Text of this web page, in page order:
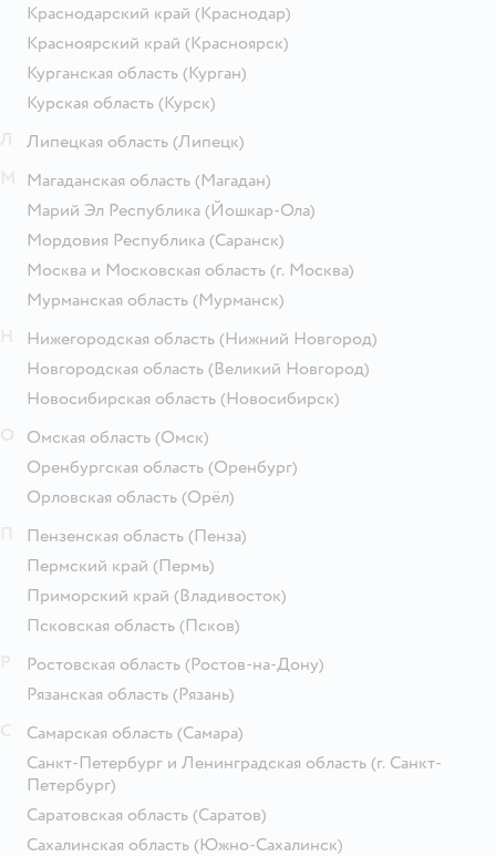
Краснодарский край (Краснодар)
Красноярский край (Красноярск)
Курганская область (Курган)
Курская область (Курск)
Липецкая область (Липецк)
Магаданская область (Магадан)
Марий Эл Республика (Йошкар-Ола)
Мордовия Республика (Саранск)
Москва и Московская область (г. Москва)
Мурманская область (Мурманск)
Нижегородская область (Нижний Новгород)
Новгородская область (Великий Новгород)
Новосибирская область (Новосибирск)
Омская область (Омск)
Оренбургская область (Оренбург)
Орловская область (Орёл)
Пензенская область (Пенза)
Пермский край (Пермь)
Приморский край (Владивосток)
Псковская область (Псков)
Ростовская область (Ростов-на-Дону)
Рязанская область (Рязань)
Самарская область (Самара)
Санкт-Петербург и Ленинградская область (г. Санкт-
Петербург)
Саратовская область (Саратов)
Сахалинская область (Южно-Сахалинск)